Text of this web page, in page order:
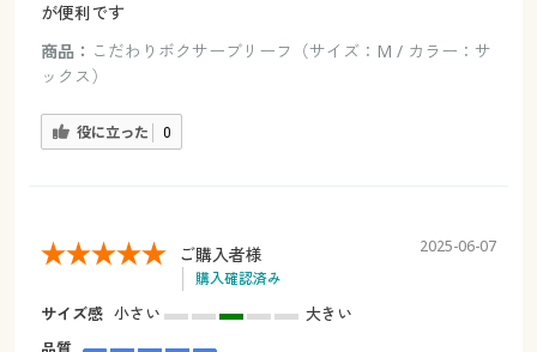
が便利です
商品： こだわりボクサーブリーフ（サイズ：M / カラー：サ
ックス）
役に立った 0
ご購入者様
購入確認済み
2025-06-07
サイズ感 小さい
大きい